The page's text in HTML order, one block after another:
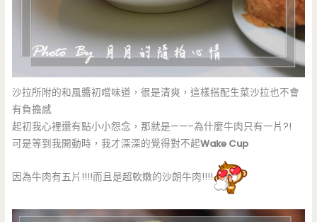
沙拉所附的和風醬初嚐味道，很是清爽，這樣搭配生菜沙拉也不會
有負擔感
起初我心裡還有點小小怨念，那就是——–為什麼牛肉只有一片?!
可是等到我開動時，我才深深的覺得對不起Wake Cup
因為牛肉有五片!!!!而且是超軟嫩的沙朗牛肉!!!!